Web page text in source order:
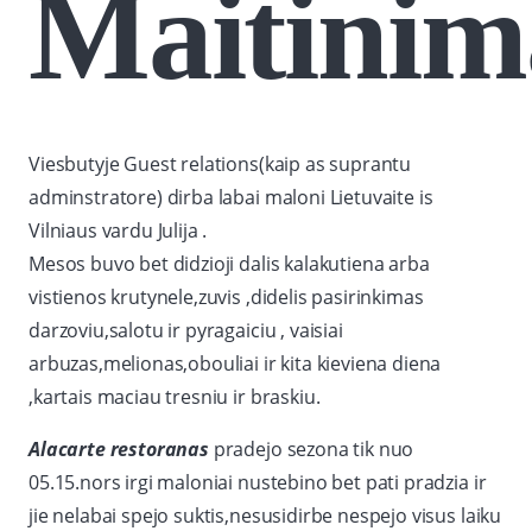
Viesbutyje Guest relations(kaip as suprantu
adminstratore) dirba labai maloni Lietuvaite is
Vilniaus vardu Julija .
Mesos buvo bet didzioji dalis kalakutiena arba
vistienos krutynele,zuvis ,didelis pasirinkimas
darzoviu,salotu ir pyragaiciu , vaisiai
arbuzas,melionas,obouliai ir kita kieviena diena
,kartais maciau tresniu ir braskiu.
Alacarte restoranas pradejo sezona tik nuo
05.15.nors irgi maloniai nustebino bet pati pradzia ir
jie nelabai spejo suktis,nesusidirbe nespejo visus laiku